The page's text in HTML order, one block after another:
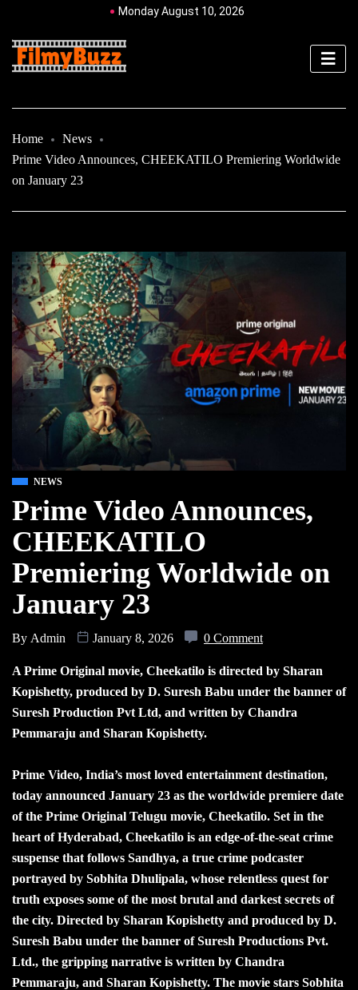
Monday August 10, 2026
Home
News
Prime Video Announces, CHEEKATILO Premiering Worldwide
on January 23
NEWS
Prime Video Announces,
CHEEKATILO
Premiering Worldwide on
January 23
By Admin January 8, 2026 0 Comment
A Prime Original movie, Cheekatilo is directed by Sharan
Kopishetty, produced by D. Suresh Babu under the banner of
Suresh Production Pvt Ltd, and written by Chandra
Pemmaraju and Sharan Kopishetty.
Prime Video, India’s most loved entertainment destination,
today announced January 23 as the worldwide premiere date
of the Prime Original Telugu movie, Cheekatilo. Set in the
heart of Hyderabad, Cheekatilo is an edge-of-the-seat crime
suspense that follows Sandhya, a true crime podcaster
portrayed by Sobhita Dhulipala, whose relentless quest for
truth exposes some of the most brutal and darkest secrets of
the city. Directed by Sharan Kopishetty and produced by D.
Suresh Babu under the banner of Suresh Productions Pvt.
Ltd., the gripping narrative is written by Chandra
Pemmaraju, and Sharan Kopishetty. The movie stars Sobhita